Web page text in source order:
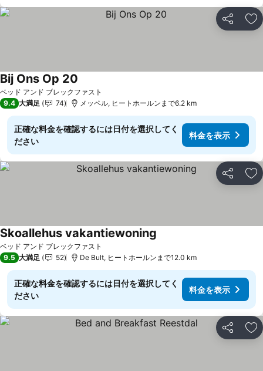
シェア お
ベッド アンド ブレックファスト
Bij Ons Op 20
9.4 大満足 74 メッペル, ヒートホールンまで6.2 km
正確な料金を確認するには日付を選択してく
ださい
料金を表示
シェア お
ベッド アンド ブレックファスト
Skoallehus vakantiewoning
9.5 大満足 52 De Bult, ヒートホールンまで12.0 km
正確な料金を確認するには日付を選択してく
ださい
料金を表示
シェア お